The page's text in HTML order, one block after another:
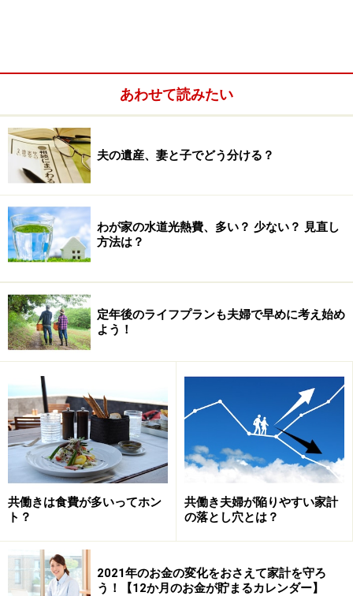
は、「フルタイムで働いて欲しい」（27.3％）、「派遣
等で働いて欲しい」（49.2％）でした。10年前はどちら
かというと「補助的な収入を期待していた」のに対し、
現在は「妻にも対等に収入を得て欲しい」という考え方
に変わってきたと言えます。
※記事内容は執筆時点のものです。最新の内容をご確認くださ
い。
あわせて読みたい
夫の遺産、妻と子でどう分ける？
わが家の水道光熱費、多い？ 少ない？ 見直し
方法は？
定年後のライフプランも夫婦で早めに考え始め
よう！
共働きは食費が多いってホン
ト？
共働き夫婦が陥りやすい家計
の落とし穴とは？
2021年のお金の変化をおさえて家計を守ろ
う！【12か月のお金が貯まるカレンダー】